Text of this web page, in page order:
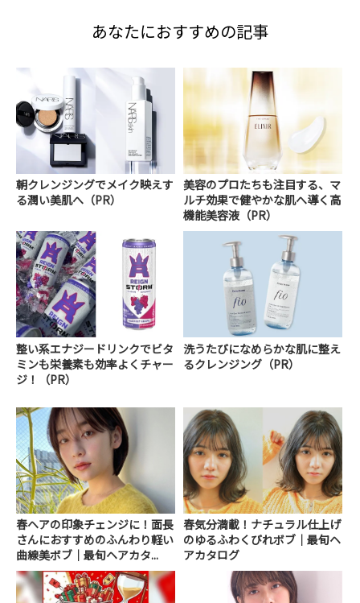
あなたにおすすめの記事
朝クレンジングでメイク映えす
る潤い美肌へ（PR）
美容のプロたちも注目する、マ
ルチ効果で健やかな肌へ導く高
機能美容液（PR）
整い系エナジードリンクでビタ
ミンも栄養素も効率よくチャー
ジ！（PR）
洗うたびになめらかな肌に整え
るクレンジング（PR）
春ヘアの印象チェンジに！面長
さんにおすすめのふんわり軽い
曲線美ボブ｜最旬ヘアカタ...
春気分満載！ナチュラル仕上げ
のゆるふわくびれボブ｜最旬ヘ
アカタログ